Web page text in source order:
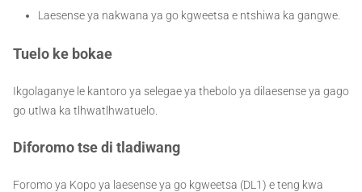
Laesense ya nakwana ya go kgweetsa e ntshiwa ka gangwe.
Tuelo ke bokae
Ikgolaganye le kantoro ya selegae ya thebolo ya dilaesense ya gago
go utlwa ka tlhwatlhwatuelo.
Diforomo tse di tladiwang
Foromo ya Kopo ya laesense ya go kgweetsa (DL1) e teng kwa